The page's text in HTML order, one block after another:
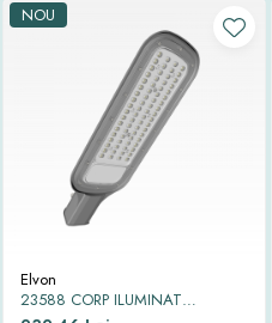
NOU
Elvon
23588 CORP ILUMINAT